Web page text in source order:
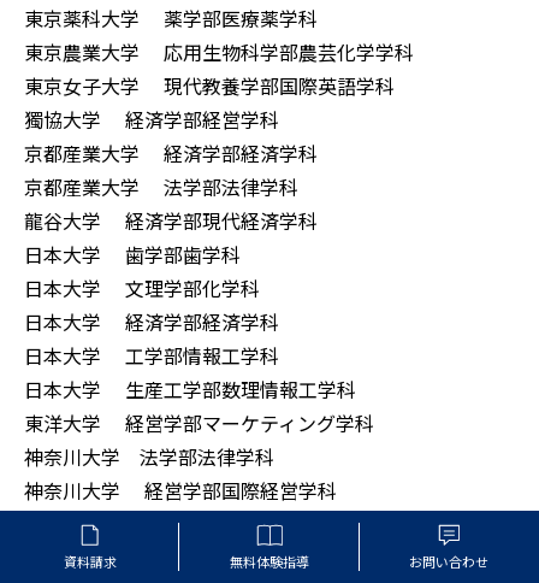
東京薬科大学 薬学部医療薬学科
東京農業大学 応用生物科学部農芸化学学科
東京女子大学 現代教養学部国際英語学科
獨協大学 経済学部経営学科
京都産業大学 経済学部経済学科
京都産業大学 法学部法律学科
龍谷大学 経済学部現代経済学科
日本大学 歯学部歯学科
日本大学 文理学部化学科
日本大学 経済学部経済学科
日本大学 工学部情報工学科
日本大学 生産工学部数理情報工学科
東洋大学 経営学部マーケティング学科
神奈川大学 法学部法律学科
神奈川大学 経営学部国際経営学科
神奈川大学 国際日本学部日本文化学科
神奈川大学 人間科学部人間科学科
資料請求 無料体験指導 お問い合わせ